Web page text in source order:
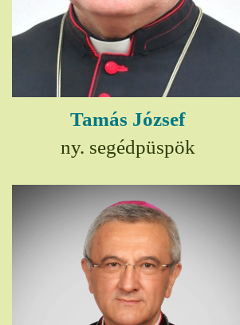
Tamás József
ny. segédpüspök